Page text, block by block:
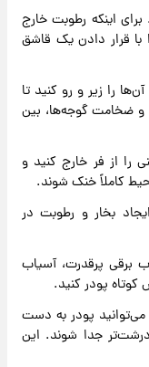
اینکه رطوبت خارج
قرار دادن یک قاشق
آن‌ها را زیر و رو کنید تا
و ضخامت گوجه‌ها، بین
را از فر خارج کنید و
کاملاً خنک شوند.
بخار و رطوبت در
پرقدرت، آسیاب
کوتاه پودر کنید.
پودر به دست
جدا شوند. این